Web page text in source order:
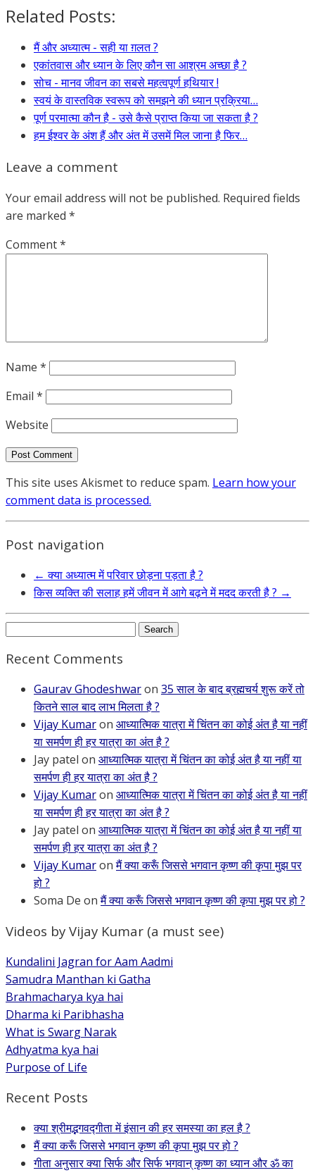
Related Posts:
मैं और अध्यात्म - सही या ग़लत ?
एकांतवास और ध्यान के लिए कौन सा आश्रम अच्छा है ?
सोच - मानव जीवन का सबसे महत्वपूर्ण हथियार !
स्वयं के वास्तविक स्वरूप को समझने की ध्यान प्रक्रिया…
पूर्ण परमात्मा कौन है - उसे कैसे प्राप्त किया जा सकता है ?
हम ईश्वर के अंश हैं और अंत में उसमें मिल जाना है फिर…
Leave a comment
Your email address will not be published. Required fields
are marked *
Comment*
Name *
Email *
Website
This site uses Akismet to reduce spam. Learn how your
comment data is processed.
Post navigation
← क्या अध्यात्म में परिवार छोड़ना पड़ता है ?
किस व्यक्ति की सलाह हमें जीवन में आगे बढ़ने में मदद करती है ? →
Search
Recent Comments
Gaurav Ghodeshwaron 35 साल के बाद ब्रह्मचर्य शुरू करें तो
कितने साल बाद लाभ मिलता है ?
Vijay Kumaron आध्यात्मिक यात्रा में चिंतन का कोई अंत है या नहीं
या समर्पण ही हर यात्रा का अंत है ?
Jay patel on आध्यात्मिक यात्रा में चिंतन का कोई अंत है या नहीं या
समर्पण ही हर यात्रा का अंत है ?
Vijay Kumaron आध्यात्मिक यात्रा में चिंतन का कोई अंत है या नहीं
या समर्पण ही हर यात्रा का अंत है ?
Jay patel on आध्यात्मिक यात्रा में चिंतन का कोई अंत है या नहीं या
समर्पण ही हर यात्रा का अंत है ?
Vijay Kumaronमैं क्या करूँ जिससे भगवान कृष्ण की कृपा मुझ पर
हो ?
Soma De onमैं क्या करूँ जिससे भगवान कृष्ण की कृपा मुझ पर हो ?
Videos by Vijay Kumar (a must see)
Kundalini Jagran for Aam Aadmi
Samudra Manthan ki Gatha
Brahmacharya kya hai
Dharma ki Paribhasha
What is Swarg Narak
Adhyatma kya hai
Purpose of Life
Recent Posts
क्या श्रीमद्भगवद्गीता में इंसान की हर समस्या का हल है ?
मैं क्या करूँ जिससे भगवान कृष्ण की कृपा मुझ पर हो ?
गीता अनुसार क्या सिर्फ और सिर्फ भगवान् कृष्ण का ध्यान और ॐ का